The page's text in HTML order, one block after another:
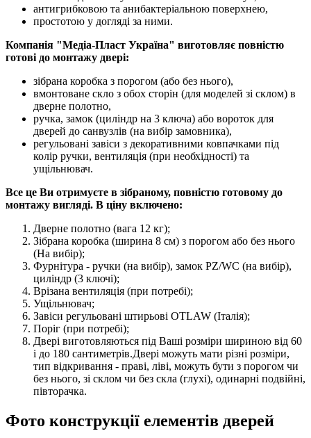
антигрибковою та анибактеріальною поверхнею,
простотою у догляді за ними.
Компанія "Медіа-Пласт Україна" виготовляє повністю
готові до монтажу двері:
зібрана коробка з порогом (або без нього),
вмонтоване скло з обох сторін (для моделей зі склом) в
дверне полотно,
ручка, замок (циліндр на 3 ключа) або вороток для
дверей до санвузлів (на вибір замовника),
регульовані завіси з декоративними ковпачками під
колір ручки, вентиляція (при необхідності) та
ущільнювач.
Все це Ви отримуєте в зібраному, повністю готовому до
монтажу вигляді. В ціну включено:
Дверне полотно (вага 12 кг);
Зібрана коробка (ширина 8 см) з порогом або без нього
(На вибір);
Фурнітура - ручки (на вибір), замок PZ/WC (на вибір),
циліндр (3 ключі);
Врізана вентиляція (при потребі);
Ущільнювач;
Завіси регульовані штирьові OTLAW (Італія);
Поріг (при потребі);
Двері виготовляються під Ваші розміри шириною від 60
і до 180 сантиметрів.Двері можуть мати різні розміри,
тип відкривання - праві, ліві, можуть бути з порогом чи
без нього, зі склом чи без скла (глухі), одинарні подвійні,
півторачка.
Фото конструкції елементів дверей